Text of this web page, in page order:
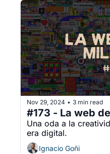
Nov 29, 2024 • 3 min read
#173 - La web
Una oda a la
era digital.
Ignacio Goñi